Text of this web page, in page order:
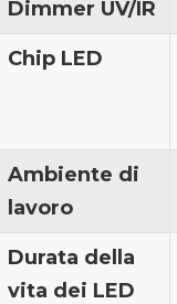
Dimmer UV/IR
Chip LED
Ambiente di
lavoro
Durata della
vita dei LED